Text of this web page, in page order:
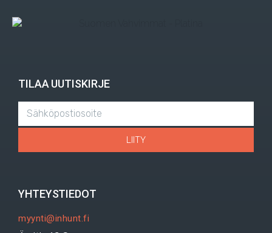
TILAA UUTISKIRJE
LIITY
YHTEYSTIEDOT
myynti@inhunt.fi